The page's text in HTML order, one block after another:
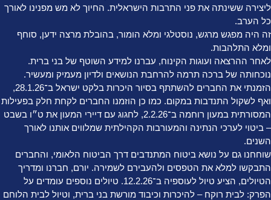
ליצירה ששינתה את פני התרבות הישראלית. החיוך לא מש מפנינו לאורך
כל הערב.
זה היה מפגש מרגש, נוסטלגי ומלא הומור, בהובלת מרצה ידען, סוחף
ומלא התלהבות.
לאחר ההרצאה ועוגות הקינוח, עברנו למידע השוטף של בני ברית.
נוכחותה של ברכה תרמה להרחבת הנושאים ולדיון מעמיק ומעשיר.
הזמנתי את החברים להשתתף בסיור היכרות בלקט ישראל ב־28.1.26,
ואף לשקול התנדבות במקום. כמו כן הוזמנו החברים לקחת חלק בפעילות
המסורתית במעון רוחמה ב־2.2.26, לחגוג עם דיירי המעון את ט״ו בשבט
– ביטוי לערכי הנתינה והמעורבות הקהילתית שמלווים אותנו לאורך
השנים.
שוחחנו גם על נושא ביטוח המתנדבים דרך הביטוח הלאומי, והחברים
התבקשו למלא את הטפסים ולהעבירם לשמירה. יורם, חברנו ומדריך
הטיולים, הציע טיול לעוספיה ב־12.2.26. טיולים נוספים עומדים על
הפרק: לבית רוקח – להיכרות וכיבוד מורשת בני ברית, וטיול לבית הלוחם